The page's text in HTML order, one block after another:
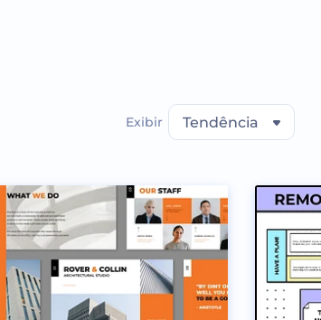
Exibir Tendência